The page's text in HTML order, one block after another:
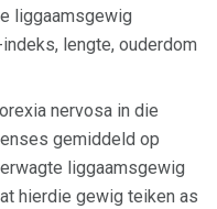
liggaamsgewig
lengte, ouderdom
nervosa in die
gemiddeld op
liggaamsgewig
hierdie gewig teiken as